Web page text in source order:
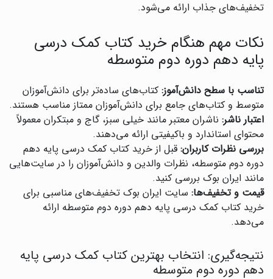
تخفیف‌های جذاب ارائه می‌شود.
نکات مهم هنگام خرید کتاب کمک درسی
پایه دهم دوره دوم متوسطه
تناسب با سطح دانش‌آموز: کتاب‌های ساده‌تر برای دانش‌آموزان
متوسط و کتاب‌های جامع برای دانش‌آموزان ممتاز مناسب هستند.
اعتبار ناشر: ناشران معتبر مانند خیلی سبز، گاج و مبتکران معمولاً
محتوای استاندارد و باکیفیتی ارائه می‌دهند.
بررسی نظرات کاربران: قبل از خرید کتاب کمک درسی پایه دهم
دوره دوم متوسطه، نظرات والدین و دانش‌آموزان را در سایت‌هایی
مانند ایران بوک بررسی کنید.
قیمت و تخفیف‌ها: سایت ایران بوک تخفیف‌های مناسبی برای
خرید کتاب کمک درسی پایه دهم دوره دوم متوسطه ارائه
می‌دهد.
نتیجه‌گیری: انتخاب بهترین کتاب کمک درسی پایه
دهم دوره دوم متوسطه